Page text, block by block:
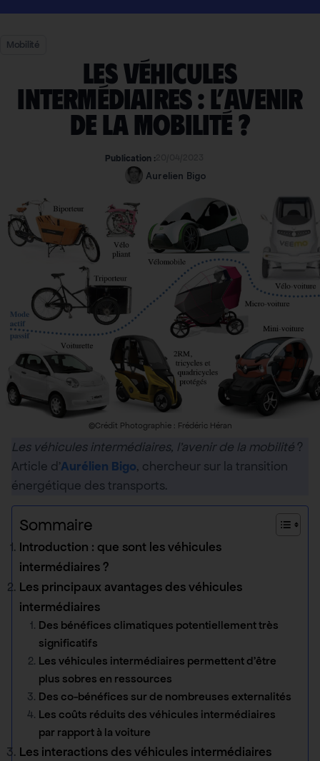
Mobilité
Les véhicules
intermédiaires : l’avenir
de la mobilité ?
Publication :
Aurelien Bigo
©Crédit Photographie : Frédéric Héran
Les véhicules intermédiaires, l’avenir de la mobilité ?
Article d’Aurélien Bigo, chercheur sur la transition
énergétique des transports.
Sommaire
Introduction : que sont les véhicules
intermédiaires ?
Les principaux avantages des véhicules
intermédiaires
Des bénéfices climatiques potentiellement très
significatifs
Les véhicules intermédiaires permettent d’être
plus sobres en ressources
Des co-bénéfices sur de nombreuses externalités
Les coûts réduits des véhicules intermédiaires
par rapport à la voiture
Les interactions des véhicules intermédiaires